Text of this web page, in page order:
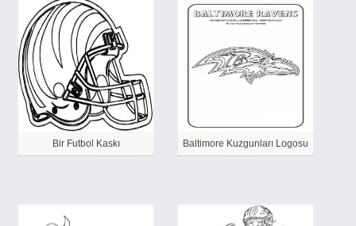
Bir Futbol Kaskı Baltimore Kuzgunları Logosu